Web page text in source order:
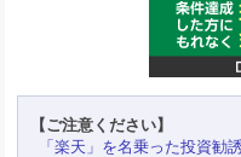
【ご注意ください】
「楽天」を名乗った投資勧